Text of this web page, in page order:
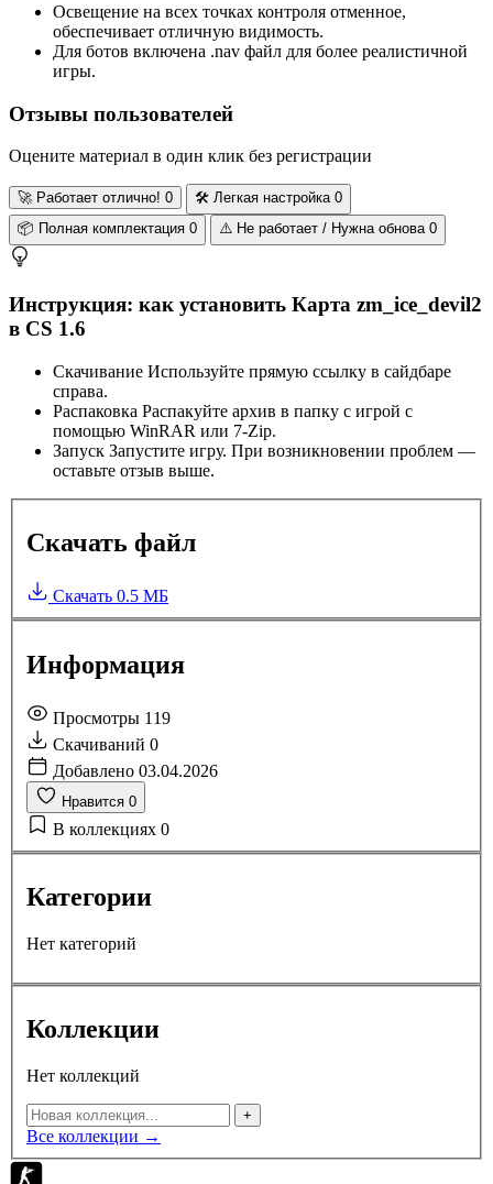
Освещение на всех точках контроля отменное,
обеспечивает отличную видимость.
Для ботов включена .nav файл для более реалистичной
игры.
Отзывы пользователей
Оцените материал в один клик без регистрации
🚀Работает отлично! 0 🛠️ Легкая настройка 0
📦 Полная комплектация 0 ⚠️ Не работает / Нужна обнова 0
Инструкция: как установить Карта zm_ice_devil2
в CS 1.6
Скачивание Используйте прямую ссылку в сайдбаре
справа.
Распаковка Распакуйте архив в папку с игрой с
помощью WinRAR или 7-Zip.
Запуск Запустите игру. При возникновении проблем —
оставьте отзыв выше.
Скачать файл
Скачать 0.5 МБ
Информация
Просмотры 119
Скачиваний 0
Добавлено 03.04.2026
Нравится 0
В коллекциях 0
Категории
Нет категорий
Коллекции
Нет коллекций
+
Все коллекции →